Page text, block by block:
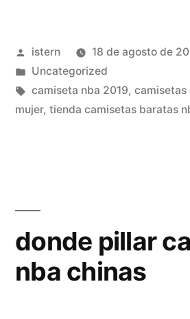
aliexpress»
Publicado
por
istern
18 de agosto de
Publicado
en
Uncategorized
Etiquetas:
camiseta nba 2019, camisetas
mujer, tienda camisetas baratas
donde pillar
nba chinas